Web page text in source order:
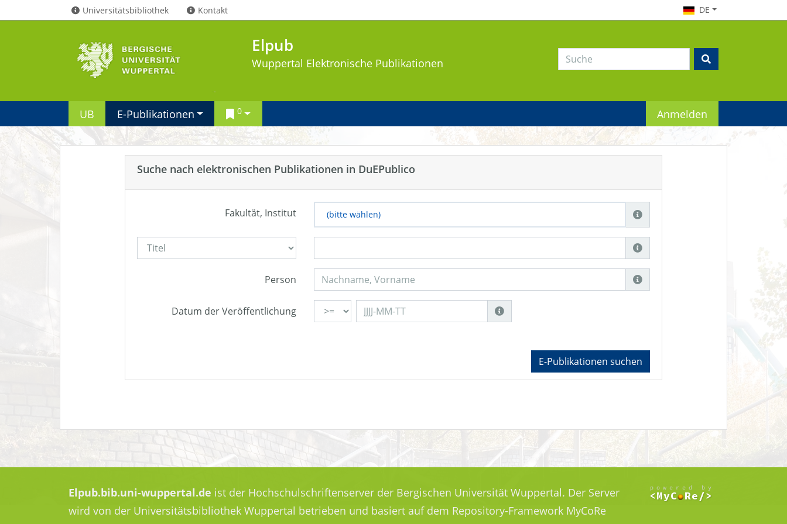
Universitätsbibliothek Kontakt DE
Elpub
Wuppertal Elektronische Publikationen
UB E-Publikationen 0 Anmelden
Suche nach elektronischen Publikationen in DuEPublico
Fakultät, Institut (bitte wählen)
Person
Datum der Veröffentlichung
E-Publikationen suchen
Elpub.bib.uni-wuppertal.de ist der Hochschulschriftenserver der Bergischen Universität Wuppertal. Der Server
wird von der Universitätsbibliothek Wuppertal betrieben und basiert auf dem Repository-Framework MyCoRe